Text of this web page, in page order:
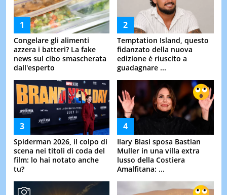
Congelare gli alimenti
azzera i batteri? La fake
news sul cibo smascherata
dall'esperto
Temptation Island, questo
fidanzato della nuova
edizione è riuscito a
guadagnare ...
Spiderman 2026, il colpo di
scena nei titoli di coda del
film: lo hai notato anche
tu?
Ilary Blasi sposa Bastian
Muller in una villa extra
lusso della Costiera
Amalfitana: ...